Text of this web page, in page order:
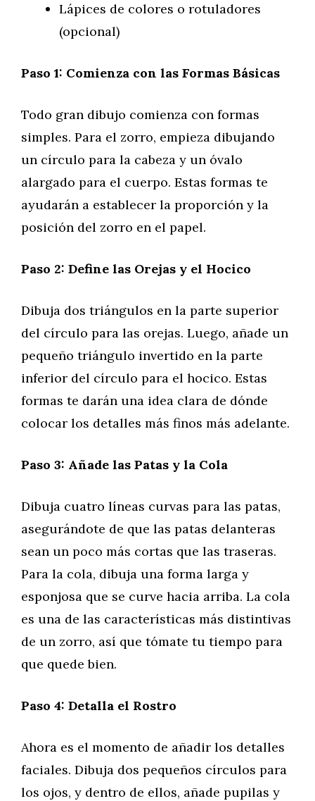
Lápices de colores o rotuladores
(opcional)
Paso 1: Comienza con las Formas Básicas
Todo gran dibujo comienza con formas
simples. Para el zorro, empieza dibujando
un círculo para la cabeza y un óvalo
alargado para el cuerpo. Estas formas te
ayudarán a establecer la proporción y la
posición del zorro en el papel.
Paso 2: Define las Orejas y el Hocico
Dibuja dos triángulos en la parte superior
del círculo para las orejas. Luego, añade un
pequeño triángulo invertido en la parte
inferior del círculo para el hocico. Estas
formas te darán una idea clara de dónde
colocar los detalles más finos más adelante.
Paso 3: Añade las Patas y la Cola
Dibuja cuatro líneas curvas para las patas,
asegurándote de que las patas delanteras
sean un poco más cortas que las traseras.
Para la cola, dibuja una forma larga y
esponjosa que se curve hacia arriba. La cola
es una de las características más distintivas
de un zorro, así que tómate tu tiempo para
que quede bien.
Paso 4: Detalla el Rostro
Ahora es el momento de añadir los detalles
faciales. Dibuja dos pequeños círculos para
los ojos, y dentro de ellos, añade pupilas y